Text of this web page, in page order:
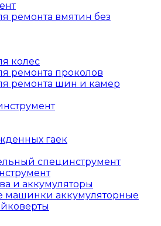
ремонта вмятин без
колес
ремонта проколов
ремонта шин и камер
гаек
специнструмент
и аккумуляторы
машинки аккумуляторные